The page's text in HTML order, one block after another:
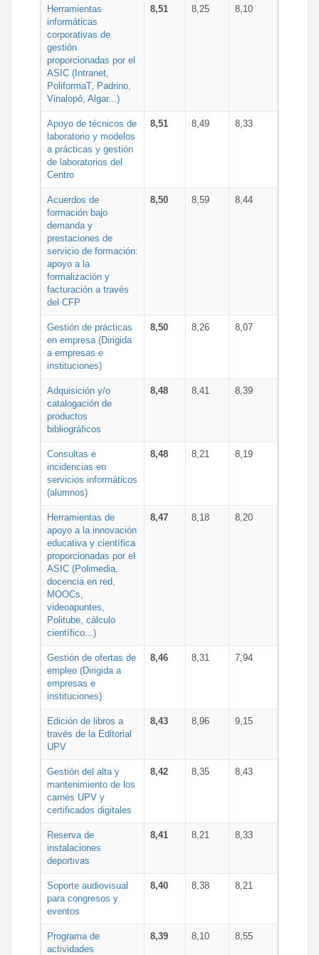
Herramientas
informáticas
corporativas de
gestión
proporcionadas por el
ASIC (Intranet,
PoliformaT, Padrino,
Vinalopó, Algar...)
8,51 8,25 8,10
Apoyo de técnicos de
laboratorio y modelos
a prácticas y gestión
de laboratorios del
Centro
8,51 8,49 8,33
Acuerdos de
formación bajo
demanda y
prestaciones de
servicio de formación:
apoyo a la
formalización y
facturación a través
del CFP
8,50 8,59 8,44
Gestión de prácticas
en empresa (Dirigida
a empresas e
instituciones)
8,50 8,26 8,07
Adquisición y/o
catalogación de
productos
bibliográficos
8,48 8,41 8,39
Consultas e
incidencias en
servicios informáticos
(alumnos)
8,48 8,21 8,19
Herramientas de
apoyo a la innovación
educativa y científica
proporcionadas por el
ASIC (Polimedia,
docencia en red,
MOOCs,
videoapuntes,
Politube, cálculo
científico...)
8,47 8,18 8,20
Gestión de ofertas de
empleo (Dirigida a
empresas e
instituciones)
8,46 8,31 7,94
Edición de libros a
través de la Editorial
UPV
8,43 8,96 9,15
Gestión del alta y
mantenimiento de los
carnés UPV y
certificados digitales
8,42 8,35 8,43
Reserva de
instalaciones
deportivas
8,41 8,21 8,33
Soporte audiovisual
para congresos y
eventos
8,40 8,38 8,21
Programa de
actividades
8,39 8,10 8,55